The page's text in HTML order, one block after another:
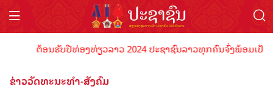
ຕ້ອນຮັບປີທ່ອງທ່ຽວລາວ 2024 ປະຊາຊົນລາວທຸກຄົນຈົ່ງພ້ອມເປັນ
ຂ່າວວັດທະນະທຳ-ສັງຄົມ